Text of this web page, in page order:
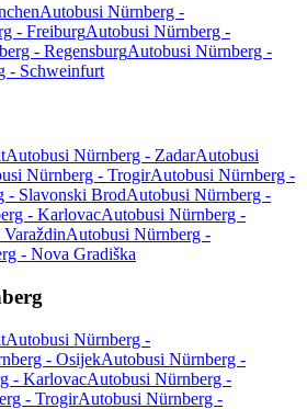
Autobusi Nürnberg -
- FreiburgAutobusi Nürnberg -
- RegensburgAutobusi Nürnberg -
- Schweinfurt
Autobusi Nürnberg - ZadarAutobusi
Nürnberg - TrogirAutobusi Nürnberg -
- Slavonski BrodAutobusi Nürnberg -
- KarlovacAutobusi Nürnberg -
Autobusi Nürnberg -
- Nova Gradiška
Autobusi Nürnberg -
- OsijekAutobusi Nürnberg -
- KarlovacAutobusi Nürnberg -
- TrogirAutobusi Nürnberg -